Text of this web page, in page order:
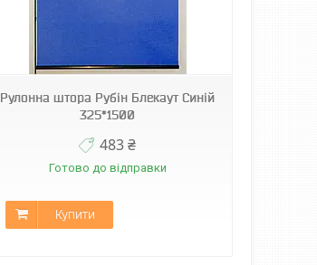
Рулонна штора Рубін Блекаут Синій
325*1500
483 ₴
Готово до відправки
Купити